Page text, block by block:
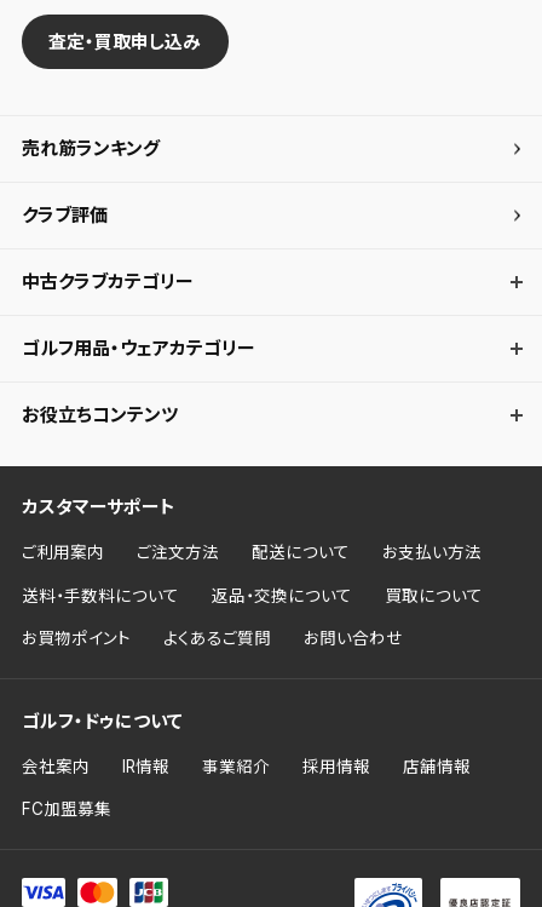
査定・買取申し込み
売れ筋ランキング
クラブ評価
中古クラブカテゴリー
ゴルフ用品・ウェアカテゴリー
お役立ちコンテンツ
カスタマーサポート
ご利用案内 ご注文方法 配送について お支払い方法
送料・手数料について 返品・交換について 買取について
お買物ポイント よくあるご質問 お問い合わせ
ゴルフ・ドゥについて
会社案内 IR情報 事業紹介 採用情報 店舗情報
FC加盟募集